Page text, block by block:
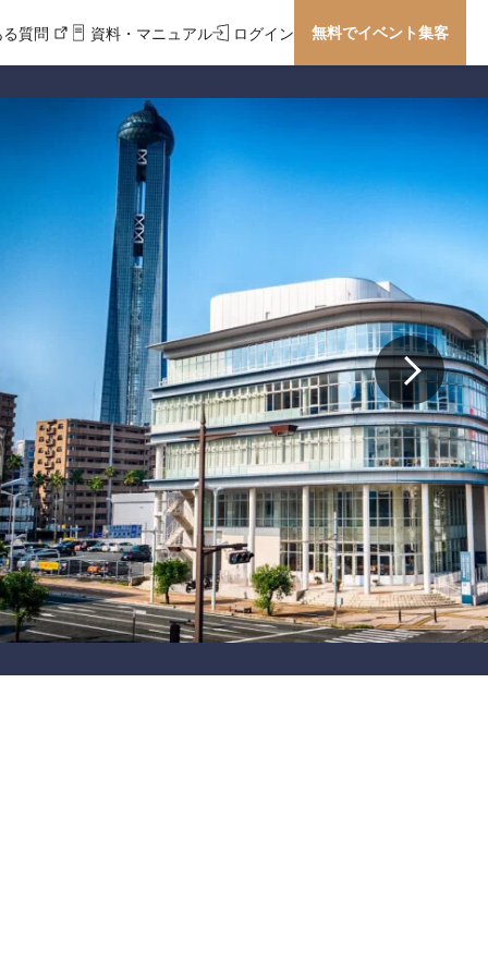
る質問 資料・マニュアル ログイン 無料でイベント集客